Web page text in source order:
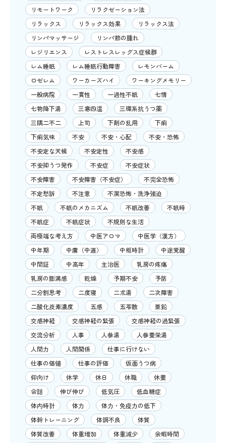
リモートワーク
リラクゼーション法
リラックス
リラックス効果
リラックス法
リンパマッサージ
リンパ節の腫れ
レジリエンス
レストレスレッグス症候群
レム睡眠
レム睡眠行動障害
レモンバーム
ロゼレム
ワーカーズハイ
ワーキングメモリー
一般病院
一貫性 一過性不眠
七情
七物降下湯
三寒四温
三環系抗うつ薬
三隅二不二
上司 下剤の乱用
下痢
下痢気味
不安 不安・心配
不安・恐怖
不安定な天候
不安定性
不安感
不安抑うつ発作
不安症
不安症状
不安障害
不安障害（不安症）
不完全恐怖
不定愁訴
不注意
不潔恐怖・洗浄強迫
不眠
不眠のメカニズム 不眠改善
不眠時
不眠症
不眠症状
不規則な生活
両極端な考え方
中医アロマ
中医学（漢方）
中年期
中庸（中道） 中枢時計
中途覚醒
中間証
中高年 主治医
乳房の疼痛
乳房の膨満感
乾燥 予期不安
予防
二分割思考
二度寝 二朮湯
二次障害
二酸化炭素濃度
五感 五苓散
亜鉛
交感神経
交感神経の緊張
交感神経の過緊張
交流分析
人事 人参湯
人参養栄湯
人間力
人間関係
仕事に行けない
仕事の価値
仕事の評価
仮面うつ病
仰向け
休学 休日 休職
休養
会話
伸び伸び 低気圧
低血糖症
体内時計
体力
体力・免疫力の低下
体幹トレーニング
体調不良
体質
体質改善
体重増加 体重減少
余暇時間